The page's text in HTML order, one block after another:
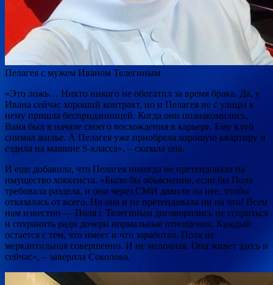
Пелагея с мужем Иваном Телегиным
«Это ложь… Никто никого не обогатил за время брака. Да, у
Ивана сейчас хороший контракт, но и Пелагея не с улицы к
нему пришла бесприданницей. Когда они познакомились,
Ваня был в начале своего восхождения в карьере. Ему клуб
снимал жилье. А Пелагея уже приобрела хорошую квартиру и
ездила на машине S-класса», – сказала она.
И еще добавила, что Пелагея никогда не претендовала на
имущество хоккеиста. «Было бы объяснение, если бы Поля
требовала раздела, и они через СМИ давили на нее, чтобы
отказалась от всего. Но она и не претендовала ни на что! Всем
нам известно — Поля с Телегиным договорились не ссориться
и сохранить ради дочери нормальные отношения. Каждый
остается с тем, что имеет и что заработал. Поля не
меркантильная совершенно. И не мелочная. Она живет здесь и
сейчас», – заверила Соколова.